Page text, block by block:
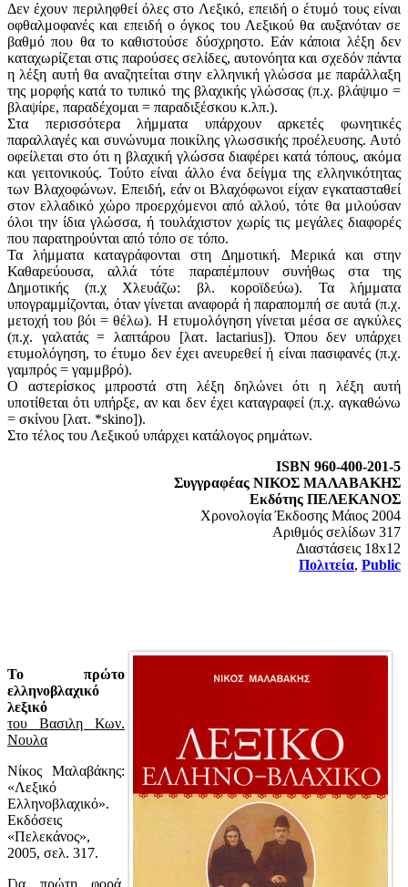
Δεν έχουν περιληφθεί όλες στο Λεξικό, επειδή ο έτυμό τους είναι
οφθαλμοφανές και επειδή ο όγκος του Λεξικού θα αυξανόταν σε
βαθμό που θα το καθιστούσε δύσχρηστο. Εάν κάποια λέξη δεν
καταχωρίζεται στις παρούσες σελίδες, αυτονόητα και σχεδόν πάντα
η λέξη αυτή θα αναζητείται στην ελληνική γλώσσα με παράλλαξη
της μορφής κατά το τυπικό της βλαχικής γλώσσας (π.χ. βλάψιμο =
βλαψίρε, παραδέχομαι = παραδιξέσκου κ.λπ.).
Στα περισσότερα λήμματα υπάρχουν αρκετές φωνητικές
παραλλαγές και συνώνυμα ποικίλης γλωσσικής προέλευσης. Αυτό
οφείλεται στο ότι η βλαχική γλώσσα διαφέρει κατά τόπους, ακόμα
και γειτονικούς. Τούτο είναι άλλο ένα δείγμα της ελληνικότητας
των Βλαχοφώνων. Επειδή, εάν οι Βλαχόφωνοι είχαν εγκατασταθεί
στον ελλαδικό χώρο προερχόμενοι από αλλού, τότε θα μιλούσαν
όλοι την ίδια γλώσσα, ή τουλάχιστον χωρίς τις μεγάλες διαφορές
που παρατηρούνται από τόπο σε τόπο.
Τα λήμματα καταγράφονται στη Δημοτική. Μερικά και στην
Καθαρεύουσα, αλλά τότε παραπέμπουν συνήθως στα της
Δημοτικής (π.χ Χλευάζω: βλ. κοροϊδεύω). Τα λήμματα
υπογραμμίζονται, όταν γίνεται αναφορά ή παραπομπή σε αυτά (π.χ.
μετοχή του βόι = θέλω). Η ετυμολόγηση γίνεται μέσα σε αγκύλες
(π.χ. γαλατάς = λαπτάρου [λατ. lactarius]). Όπου δεν υπάρχει
ετυμολόγηση, το έτυμο δεν έχει ανευρεθεί ή είναι πασιφανές (π.χ.
γαμπρός = γαμμβρό).
Ο αστερίσκος μπροστά στη λέξη δηλώνει ότι η λέξη αυτή
υποτίθεται ότι υπήρξε, αν και δεν έχει καταγραφεί (π.χ. αγκαθώνω
= σκίνου [λατ. *skino]).
Στο τέλος του Λεξικού υπάρχει κατάλογος ρημάτων.
ISBN 960-400-201-5
Συγγραφέας ΝΙΚΟΣ ΜΑΛΑΒΑΚΗΣ
Εκδότης ΠΕΛΕΚΑΝΟΣ
Χρονολογία Έκδοσης Μάιος 2004
Αριθμός σελίδων 317
Διαστάσεις 18x12
Πολιτεία, Public
Το πρώτο
ελληνοβλαχικό
λεξικό
του Βασιλη Κων.
Νουλα
Νίκος Μαλαβάκης:
«Λεξικό
Ελληνοβλαχικό».
Εκδόσεις
«Πελεκάνος»,
2005, σελ. 317.
Για πρώτη φορά,